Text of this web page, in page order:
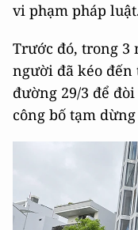
vi phạm pháp
Trước đó, trong 3
người đã kéo đến
đường 29/3 để
công bố tạm